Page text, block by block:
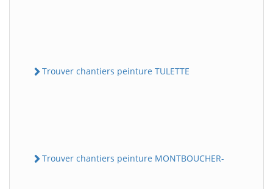
Trouver chantiers peinture TULETTE
Trouver chantiers peinture MONTBOUCHER-